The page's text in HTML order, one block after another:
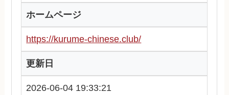
ホームページ
https://kurume-chinese.club/
更新日
2026-06-04 19:33:21